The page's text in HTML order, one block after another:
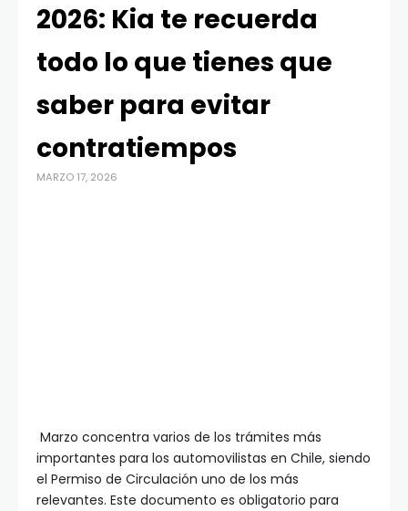
2026: Kia te recuerda
todo lo que tienes que
saber para evitar
contratiempos
MARZO 17, 2026
Marzo concentra varios de los trámites más
importantes para los automovilistas en Chile, siendo
el Permiso de Circulación uno de los más
relevantes. Este documento es obligatorio para